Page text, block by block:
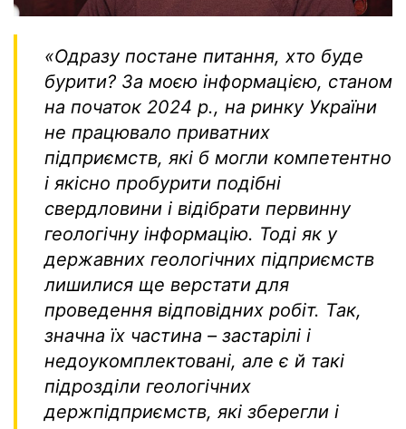
«Одразу постане питання, хто буде
бурити? За моєю інформацією, станом
на початок 2024 р., на ринку України
не працювало приватних
підприємств, які б могли компетентно
і якісно пробурити подібні
свердловини і відібрати первинну
геологічну інформацію. Тоді як у
державних геологічних підприємств
лишилися ще верстати для
проведення відповідних робіт. Так,
значна їх частина – застарілі і
недоукомплектовані, але є й такі
підрозділи геологічних
держпідприємств, які зберегли і